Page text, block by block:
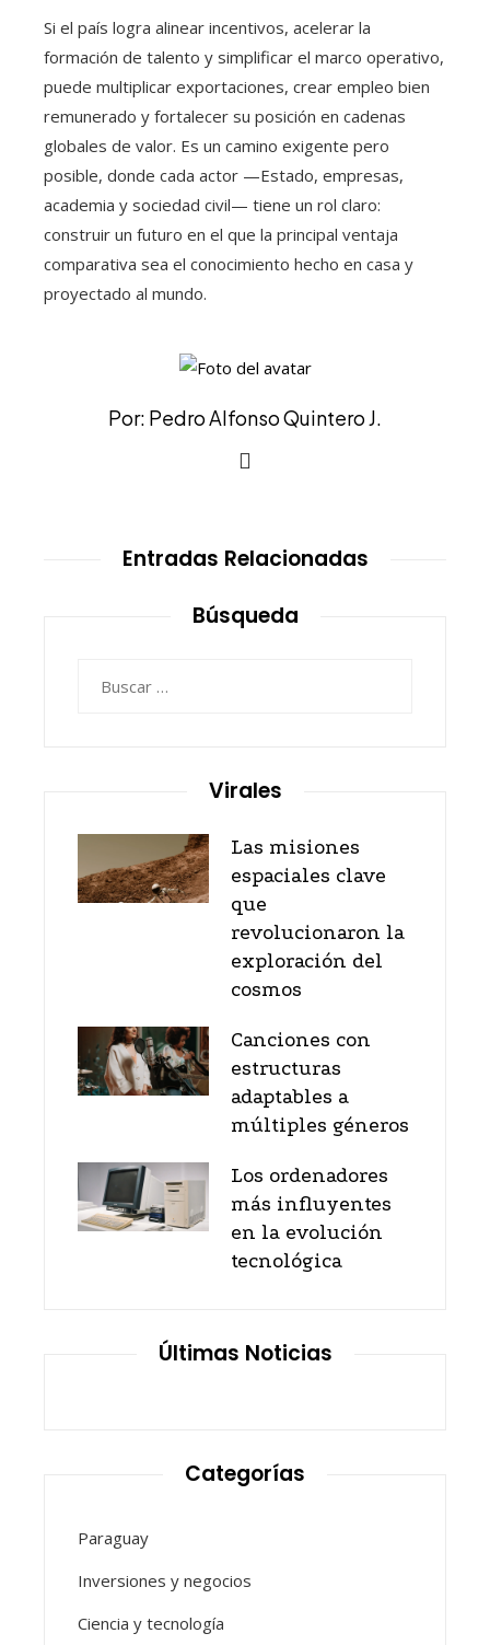
Si el país logra alinear incentivos, acelerar la
formación de talento y simplificar el marco operativo,
puede multiplicar exportaciones, crear empleo bien
remunerado y fortalecer su posición en cadenas
globales de valor. Es un camino exigente pero
posible, donde cada actor —Estado, empresas,
academia y sociedad civil— tiene un rol claro:
construir un futuro en el que la principal ventaja
comparativa sea el conocimiento hecho en casa y
proyectado al mundo.
Por: Pedro Alfonso Quintero J.
Entradas Relacionadas
Búsqueda
Virales
Las misiones
espaciales clave
que
revolucionaron la
exploración del
cosmos
Canciones con
estructuras
adaptables a
múltiples géneros
Los ordenadores
más influyentes
en la evolución
tecnológica
Últimas Noticias
Categorías
Paraguay
Inversiones y negocios
Ciencia y tecnología